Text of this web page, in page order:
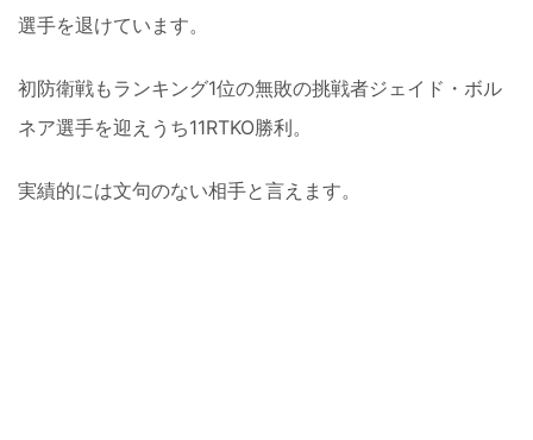
選手を退けています。
初防衛戦もランキング1位の無敗の挑戦者ジェイド・ボル
ネア選手を迎えうち11RTKO勝利。
実績的には文句のない相手と言えます。